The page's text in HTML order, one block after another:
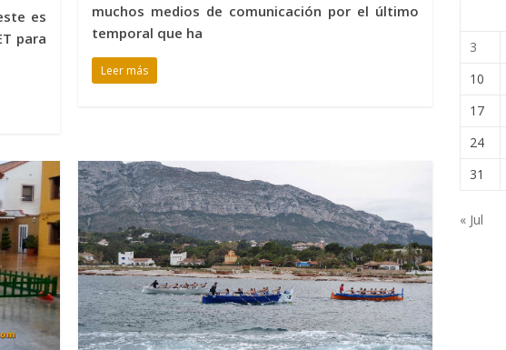
es
para
muchos medios de comunicación por el último
temporal que ha
Leer más
3
10
17
24
31
« Jul